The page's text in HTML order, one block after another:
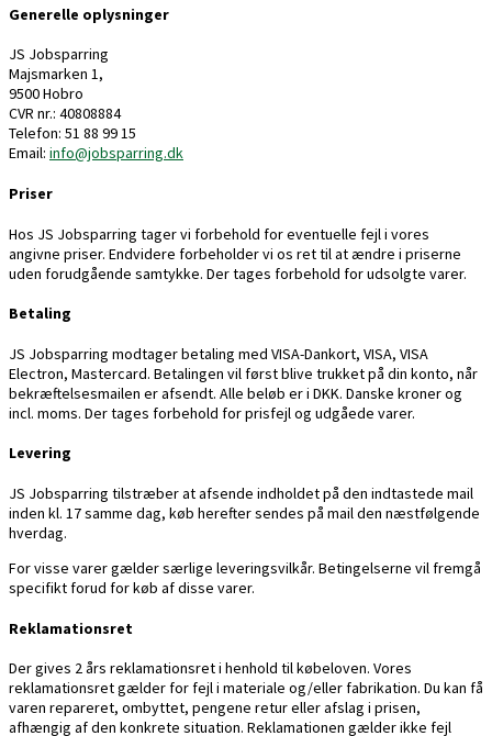
Generelle oplysninger
JS Jobsparring
Majsmarken 1,
9500 Hobro
CVR nr.: 40808884
Telefon: 51 88 99 15
Email: info@jobsparring.dk
Priser
Hos JS Jobsparring tager vi forbehold for eventuelle fejl i vores
angivne priser. Endvidere forbeholder vi os ret til at ændre i priserne
uden forudgående samtykke. Der tages forbehold for udsolgte varer.
Betaling
JS Jobsparring modtager betaling med VISA-Dankort, VISA, VISA
Electron, Mastercard. Betalingen vil først blive trukket på din konto, når
bekræftelsesmailen er afsendt. Alle beløb er i DKK. Danske kroner og
incl. moms. Der tages forbehold for prisfejl og udgåede varer.
Levering
JS Jobsparring tilstræber at afsende indholdet på den indtastede mail
inden kl. 17 samme dag, køb herefter sendes på mail den næstfølgende
hverdag.
For visse varer gælder særlige leveringsvilkår. Betingelserne vil fremgå
specifikt forud for køb af disse varer.
Reklamationsret
Der gives 2 års reklamationsret i henhold til købeloven. Vores
reklamationsret gælder for fejl i materiale og/eller fabrikation. Du kan få
varen repareret, ombyttet, pengene retur eller afslag i prisen,
afhængig af den konkrete situation. Reklamationen gælder ikke fejl